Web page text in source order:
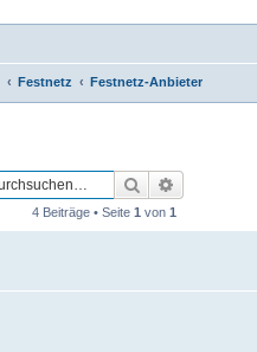
Festnetz Festnetz-Anbieter
Suche
4 Beiträge • Seite 1 von 1